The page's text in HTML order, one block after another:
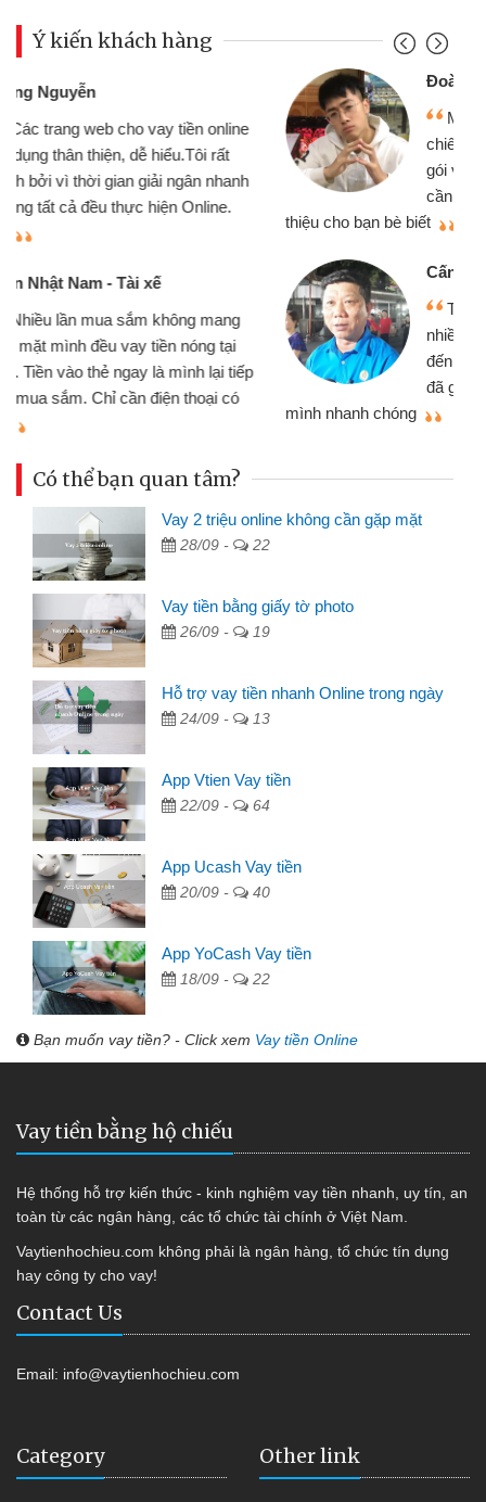
Ý kiến khách hàng
Mình cần tiền gấp nên định cầm cố
chiếc xe wave nhưng thật may đã có
gói vay tiền bằng CMND online không
cần gặp mặt nên rất tiện lợi, sẽ giới
thiệu cho bạn bè biết
Cấn Văn Lực - Tạp hóa
Tôi kinh doanh buôn bán nhỏ lẻ
nhiều lúc cần vốn nhập hàng, nhờ biết
đến website qua bạn bè giới thiệu tôi
đã giải quyết được công việc của
Có thể bạn quan tâm?
Vay 2 triệu online không cần gặp mặt
28/09 - 22
Vay tiền bằng giấy tờ photo
26/09 - 19
Hỗ trợ vay tiền nhanh Online trong ngày
24/09 - 13
App Vtien Vay tiền
22/09 - 64
App Ucash Vay tiền
20/09 - 40
App YoCash Vay tiền
18/09 - 22
Bạn muốn vay tiền? - Click xem Vay tiền Online
Vay tiền bằng hộ chiếu
Hệ thống hỗ trợ kiến thức - kinh nghiệm vay tiền nhanh, uy tín, an
toàn từ các ngân hàng, các tổ chức tài chính ở Việt Nam.
Vaytienhochieu.com không phải là ngân hàng, tổ chức tín dụng
hay công ty cho vay!
Contact Us
Email: info@vaytienhochieu.com
Category Other link